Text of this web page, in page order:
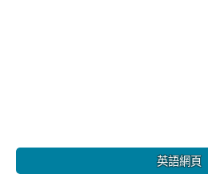
英語網頁